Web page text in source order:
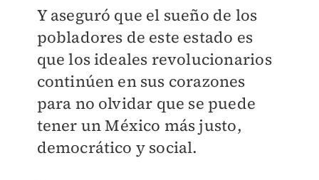
Y aseguró que el sueño de los
pobladores de este estado es
que los ideales revolucionarios
continúen en sus corazones
para no olvidar que se puede
tener un México más justo,
democrático y social.